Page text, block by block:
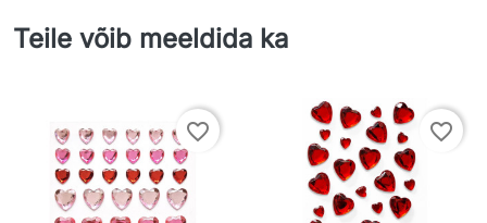
Teile võib meeldida ka
favorite_border favorite_border